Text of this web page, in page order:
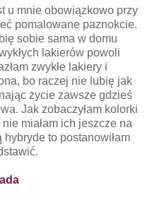
u mnie obowiązkowo przy
pomalowane paznokcie.
sobie sama w domu
lakierów powoli
zwykłe lakiery i
bo raczej nie lubię jak
życie zawsze gdzieś
Jak zobaczyłam kolorki
miałam ich jeszcze na
to postanowiłam